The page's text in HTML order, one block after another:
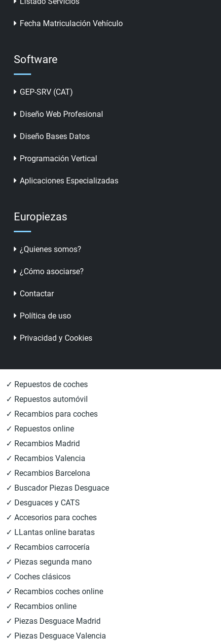
Fecha Matriculación Vehículo
Software
GEP-SRV (CAT)
Diseño Web Profesional
Diseño Bases Datos
Programación Vertical
Aplicaciones Especializadas
Europiezas
¿Quienes somos?
¿Cómo asociarse?
Contactar
Política de uso
Privacidad y Cookies
✓ Repuestos de coches
✓ Repuestos automóvil
✓ Recambios para coches
✓ Repuestos online
✓ Recambios Madrid
✓ Recambios Valencia
✓ Recambios Barcelona
✓ Buscador Piezas Desguace
✓ Desguaces y CATS
✓ Accesorios para coches
✓ LLantas online baratas
✓ Recambios carrocería
✓ Piezas segunda mano
✓ Coches clásicos
✓ Recambios coches online
✓ Recambios online
✓ Piezas Desguace Madrid
✓ Piezas Desguace Valencia